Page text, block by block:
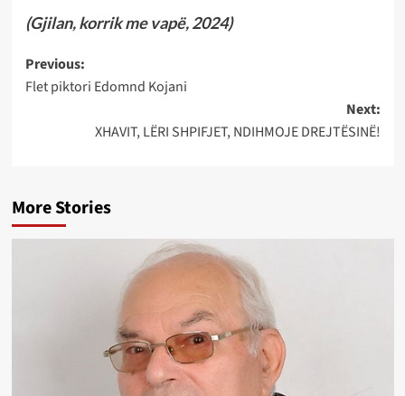
(Gjilan, korrik me vapë, 2024)
Post
navigation
Previous:
Flet piktori Edomnd Kojani
Next:
XHAVIT, LËRI SHPIFJET, NDIHMOJE DREJTËSINË!
More Stories